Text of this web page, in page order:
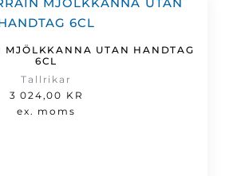
MJÖLKKANNA UTAN HANDTAG
6CL
Tallrikar
3 024,00 KR
ex. moms